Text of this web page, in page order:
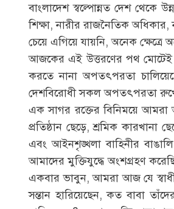
বাংলাদেশ স্বল্পোন্নত দেশ থেকে
শিক্ষা, নারীর রাজনৈতিক অধিকার,
চেয়ে এগিয়ে যায়নি, অনেক ক্ষেত্রে
আজকের এই উত্তরণের পথ মোটেই
করতে নানা অপতৎপরতা
দেশবিরোধী সকল অপতৎপরতা রুখে
এক সাগর রক্তের বিনিময়ে আমরা
প্রতিষ্ঠান ছেড়ে, শ্রমিক
এবং আইনশৃঙ্খলা বাহিনীর বাঙালি
আমাদের মুক্তিযুদ্ধে অংশগ্রহণ
একবার ভাবুন, আমরা আজ যে
সন্তান হারিয়েছেন, কত বাবা